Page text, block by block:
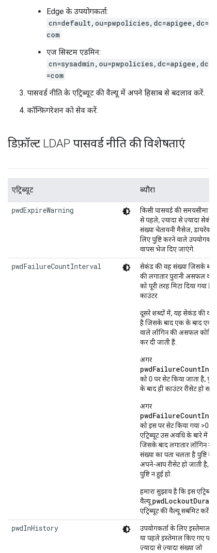
Edge के उपयोगकर्ता:
cn=default,ou=pwpolicies,dc=apigee,dc=
com
एज सिस्टम एडमिन:
cn=sysadmin,ou=pwpolicies,dc=apigee,dc
=com
पासवर्ड नीति के एट्रिब्यूट की वैल्यू में अपने हिसाब से बदलाव करें.
कॉन्फ़िगरेशन को सेव करें.
डिफ़ॉल्ट LDAP पासवर्ड नीति की विशेषताएं
एट्रिब्यूट ब्यौरा
pwdExpireWarning
किसी पासवर्ड की समयसीमा
से पहले, ज़्यादा से ज़्यादा सेकंड
संख्या चेतावनी मैसेज,
लिए पुष्टि करने वाले
वापस भेज दिए जाएंगे.
pwdFailureCountInterval
सेकंड की वह संख्या जिसके बाद
की लगातार पुरानी असफल
को पूरी तरह मिटा दिया गया है
काउंटर.
दूसरे शब्दों में, यह सेकंड की वह
है जिसके बाद एक के बाद एक
वाले लॉगिन की असफल
कर दी जाती हैं.
अगर
को 0 पर सेट किया जाता है,
के बाद ही काउंटर रीसेट हो
अगर
को इस पर सेट किया गया >0.
एट्रिब्यूट उस अवधि के बारे में
जिसके बाद लगातार लॉगिन न
संख्या का पता चलता है पुष्टि की
अपने-आप रीसेट हो जाती है,
पुष्टि न हुई हो.
हमारा सुझाव है कि इस
वैल्यू
एट्रिब्यूट की वैल्यू सबमिट करें.
pwdInHistory
उपयोगकर्ता के लिए इस्तेमाल
या पहले इस्तेमाल किए गए
ज़्यादा से ज़्यादा संख्या जो